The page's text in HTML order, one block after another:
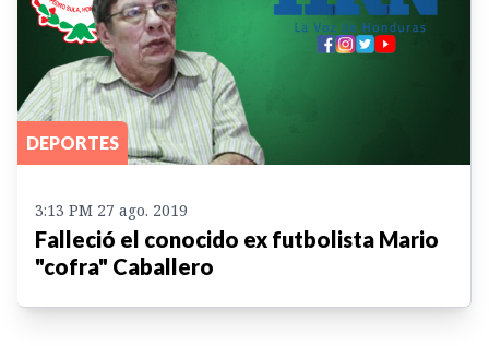
DEPORTES
3:13 PM 27 ago. 2019
Falleció el conocido ex futbolista Mario
"cofra" Caballero